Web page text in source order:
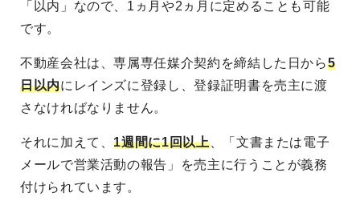
「以内」なので、1ヵ月や2ヵ月に定めることも可能
です。
不動産会社は、専属専任媒介契約を締結した日から5
日以内にレインズに登録し、登録証明書を売主に渡
さなければなりません。
それに加えて、1週間に1回以上、「文書または電子
メールで営業活動の報告」を売主に行うことが義務
付けられています。